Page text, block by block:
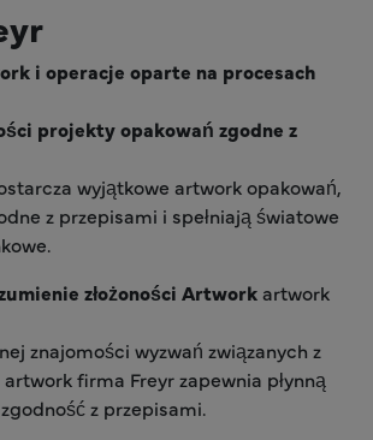
i operacje oparte na procesach
projekty opakowań zgodne z
wyjątkowe artwork opakowań,
z przepisami i spełniają światowe
złożoności Artworkartwork
znajomości wyzwań związanych z
firma Freyr zapewnia płynną
z przepisami.